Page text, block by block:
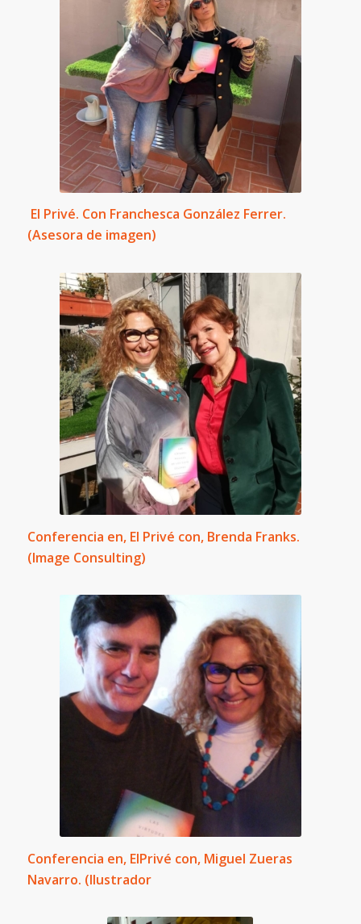
El Privé. Con Franchesca González Ferrer.
(Asesora de imagen)
Conferencia en, El Privé con, Brenda Franks.
(Image Consulting)
Conferencia en, ElPrivé con, Miguel Zueras
Navarro. (Ilustrador